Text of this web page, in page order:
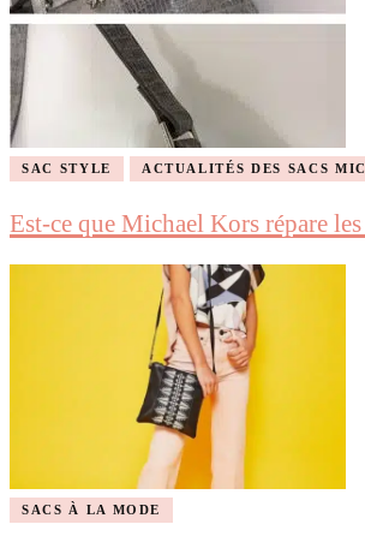
SAC STYLE ACTUALITÉS DES SACS
Est-ce que Michael Kors répare les
SACS À LA MODE